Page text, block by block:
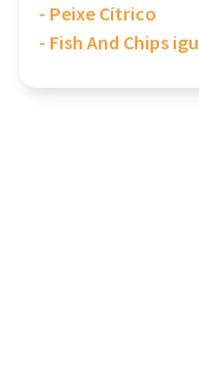
- Peixe Cítrico
- Fish And Chips